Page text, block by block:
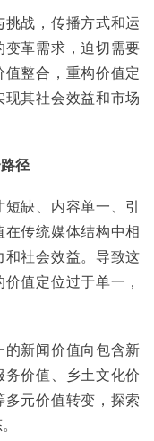
战，传播方式和运
革需求，迫切需要
整合，重构价值定
其社会效益和市场
径
缺、内容单一、引
传统媒体结构中相
社会效益。导致这
值定位过于单一，
新闻价值向包含新
价值、乡土文化价
元价值转变，探索